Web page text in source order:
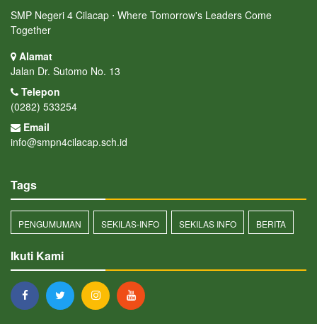
SMP Negeri 4 Cilacap ⋅ Where Tomorrow's Leaders Come
Together
Alamat
Jalan Dr. Sutomo No. 13
Telepon
(0282) 533254
Email
info@smpn4cilacap.sch.id
Tags
PENGUMUMAN SEKILAS-INFO SEKILAS INFO BERITA
Ikuti Kami